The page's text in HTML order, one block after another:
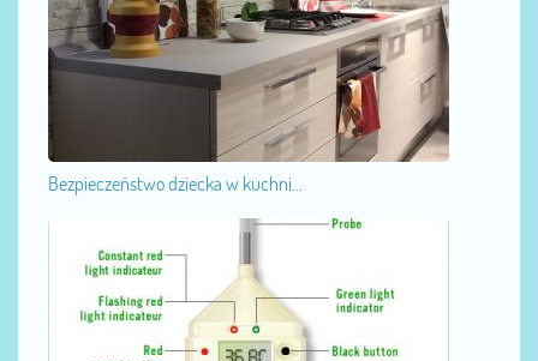
Bezpieczeństwo dziecka w kuchni...